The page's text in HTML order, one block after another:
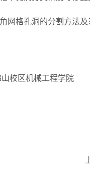
网格孔洞的分割方法及
校区机械工程学院